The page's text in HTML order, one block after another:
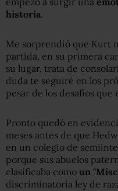
historia.
Me sorprendió que Kurt
partida, en su primera
su lugar, trata de
duda te seguiré en los
pesar de los desafíos que
Pronto quedó en
meses antes de que
en un colegio de
porque sus abuelos
clasificaba como un
discriminatoria ley de